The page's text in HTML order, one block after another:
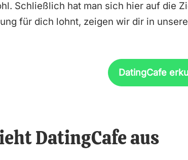
Schließlich hat man sich hier auf die
für dich lohnt, zeigen wir dir in
DatingCafe
DatingCafe aus